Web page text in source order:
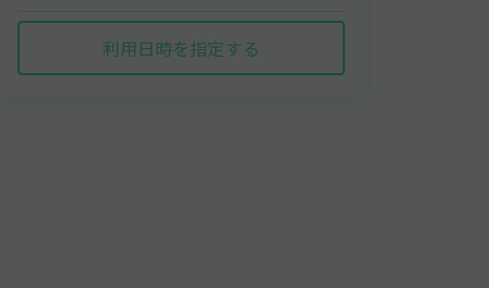
利用日時を指定する